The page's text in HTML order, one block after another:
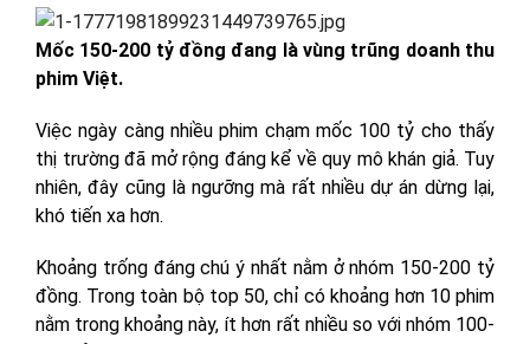
Mốc 150-200 tỷ đồng đang là vùng trũng doanh thu
phim Việt.
Việc ngày càng nhiều phim chạm mốc 100 tỷ cho thấy
thị trường đã mở rộng đáng kể về quy mô khán giả. Tuy
nhiên, đây cũng là ngưỡng mà rất nhiều dự án dừng lại,
khó tiến xa hơn.
Khoảng trống đáng chú ý nhất nằm ở nhóm 150-200 tỷ
đồng. Trong toàn bộ top 50, chỉ có khoảng hơn 10 phim
nằm trong khoảng này, ít hơn rất nhiều so với nhóm 100-